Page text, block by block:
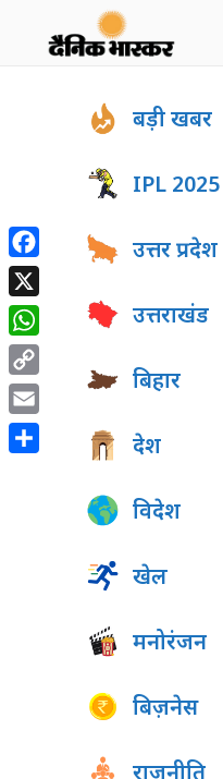
बड़ी खबर
IPL 2025
उत्तर प्रदेश
उत्तराखंड
बिहार
देश
विदेश
खेल
मनोरंजन
बिज़नेस
Facebook
X
WhatsApp
Copy
Link
Email